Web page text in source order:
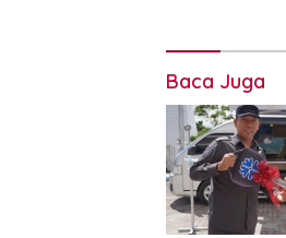
Baca Juga